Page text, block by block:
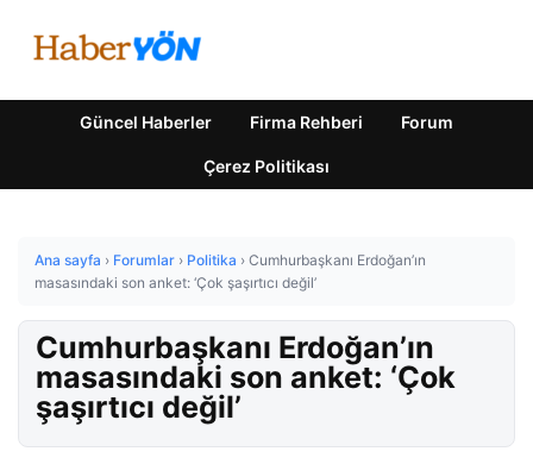
Güncel Haberler Firma Rehberi Forum
Çerez Politikası
Ana sayfa › Forumlar › Politika › Cumhurbaşkanı Erdoğan’ın
masasındaki son anket: ‘Çok şaşırtıcı değil’
Cumhurbaşkanı Erdoğan’ın
masasındaki son anket: ‘Çok
şaşırtıcı değil’